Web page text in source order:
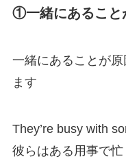
①一緒にあること
一緒にあることが
ます
They’re busy with
彼らはある用事で